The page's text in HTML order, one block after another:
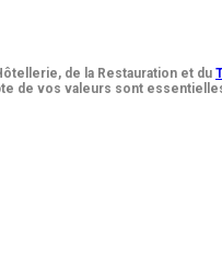
de la Restauration et du
de vos valeurs sont